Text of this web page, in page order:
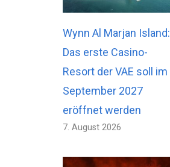
Wynn Al Marjan Island:
Das erste Casino-
Resort der VAE soll im
September 2027
eröffnet werden
7. August 2026